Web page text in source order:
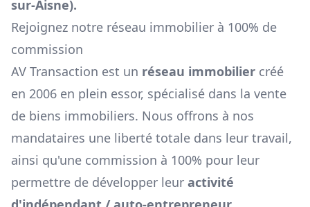
sur-Aisne).
Rejoignez notre réseau immobilier à 100% de
commission
AV Transaction est un réseau immobilier créé
en 2006 en plein essor, spécialisé dans la vente
de biens immobiliers. Nous offrons à nos
mandataires une liberté totale dans leur travail,
ainsi qu'une commission à 100% pour leur
permettre de développer leur activité